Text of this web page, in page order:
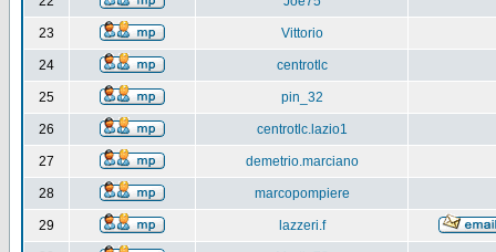
23 Vittorio
24 centrotlc
25 pin_32
26 centrotlc.lazio1
27 demetrio.marciano
28 marcopompiere
29 lazzeri.f